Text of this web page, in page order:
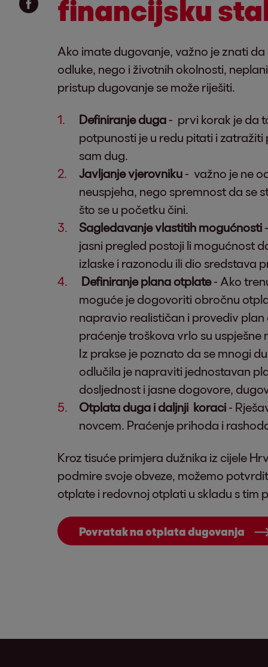
financijsku
Ako imate dugovanje, važno je znati
odluke, nego i životnih okolnosti,
pristup dugovanje se može riješiti.
Definiranje duga- prvi korak je da
potpunosti je u redu pitati i
sam dug.
Javljanje vjerovniku- važno je ne
neuspjeha, nego spremnost da se
što se u početku čini.
Sagledavanje vlastitih mogućnosti
jasni pregled postoji li mogućnost
izlaske i razonodu ili dio sredstava
Definiranje plana otplate- Ako
moguće je dogovoriti obročnu
napravio realističan i provediv plan
praćenje troškova vrlo su
Iz prakse je poznato da se mnogi
odlučila je napraviti jednostavan
dosljednost i jasne dogovore,
Otplata duga i daljnji koraci-
novcem. Praćenje prihoda i
Kroz tisuće primjera dužnika iz cijele
podmire svoje obveze, možemo
otplate i redovnoj otplati u skladu s tim
Povratak na otplata dugovanja